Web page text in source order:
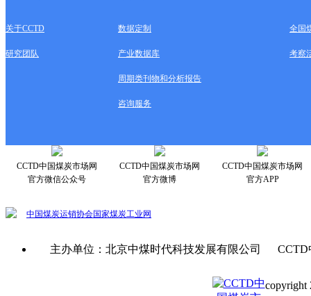
关于CCTD 数据定制 全国
研究团队 产业数据库 考察
周期类刊物和分析报告
咨询服务
CCTD中国煤炭市场网
官方微信公众号
CCTD中国煤炭市场网
官方微博
CCTD中国煤炭市场网
官方APP
中国煤炭运销协会国家煤炭工业网
主办单位：北京中煤时代科技发展有限公司
copyright